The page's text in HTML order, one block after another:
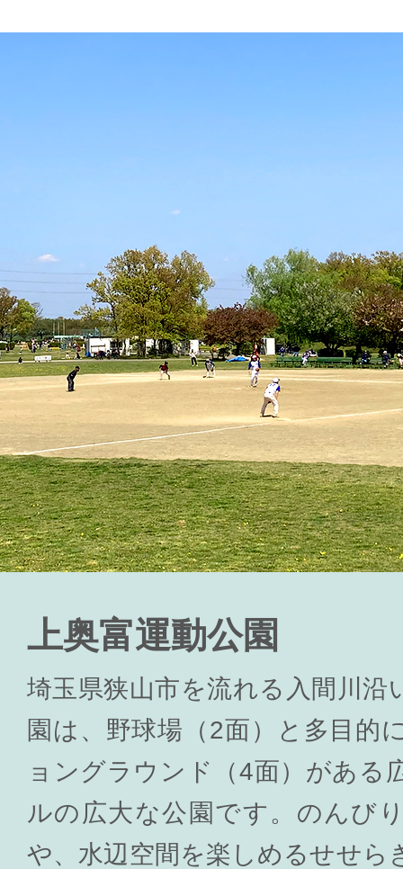
上奥富運動公園
埼玉県狭山市を流れる入間川沿
園は、野球場（2面）と多目的
ョングラウンド（4面）がある
ルの広大な公園です。のんび
や、水辺空間を楽しめるせせら